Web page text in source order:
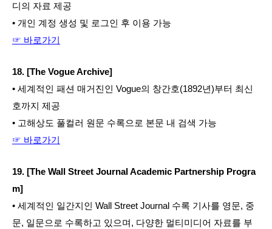
디의 자료 제공
• 개인 계정 생성 및 로그인 후 이용 가능
☞ 바로가기
18. [The Vogue Archive]
• 세계적인 패션 매거진인 Vogue의 창간호(1892년)부터 최신
호까지 제공
• 고해상도 풀컬러 원문 수록으로 본문 내 검색 가능
☞ 바로가기
19. [The Wall Street Journal Academic Partnership Progra
m]
• 세계적인 일간지인 Wall Street Journal 수록 기사를 영문, 중
문, 일문으로 수록하고 있으며, 다양한 멀티미디어 자료를 부